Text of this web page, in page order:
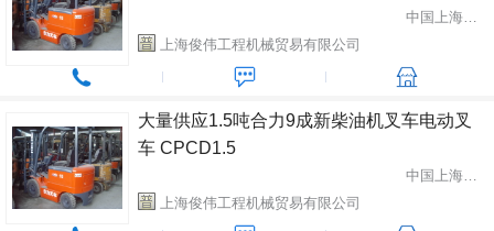
中国上海市闵行区
上海俊伟工程机械贸易有限公司
大量供应1.5吨合力9成新柴油机叉车电动叉
车 CPCD1.5
中国上海市闵行区
上海俊伟工程机械贸易有限公司